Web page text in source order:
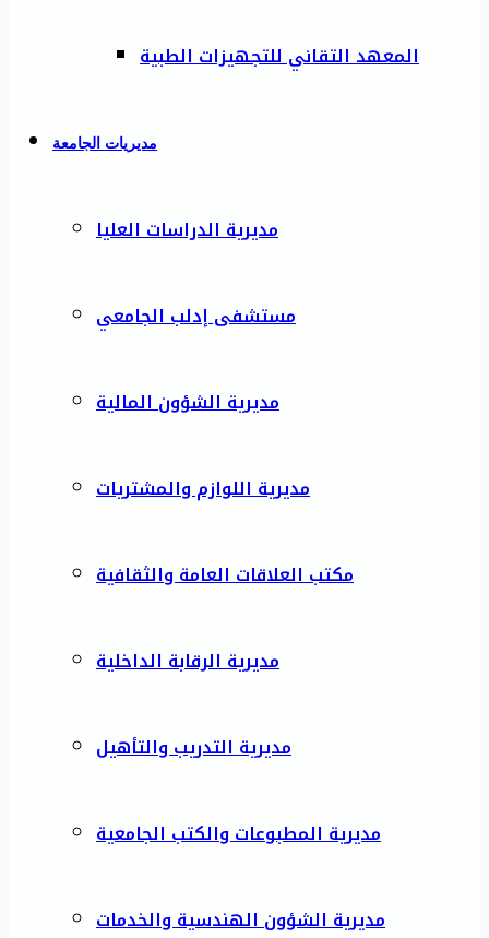
المعهد التقاني للتجهيزات الطبية
مديريات الجامعة
مديرية الدراسات العليا
مستشفى إدلب الجامعي
مديرية الشؤون المالية
مديرية اللوازم والمشتريات
مكتب العلاقات العامة والثقافية
مديرية الرقابة الداخلية
مديرية التدريب والتأهيل
مديرية المطبوعات والكتب الجامعية
مديرية الشؤون الهندسية والخدمات